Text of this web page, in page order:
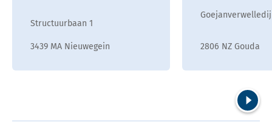
Structuurbaan 1
3439 MA Nieuwegein 2806 NZ Gouda